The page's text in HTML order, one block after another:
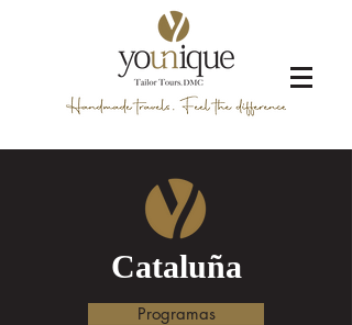
Cataluña
Programas